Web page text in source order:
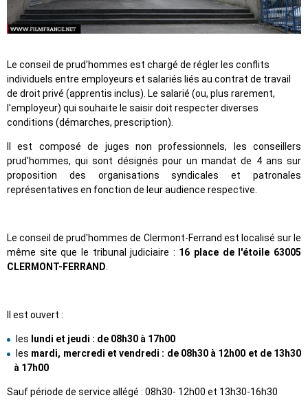
Le conseil de prud'hommes est chargé de régler les conflits
individuels entre employeurs et salariés liés au contrat de travail
de droit privé (apprentis inclus). Le salarié (ou, plus rarement,
l'employeur) qui souhaite le saisir doit respecter diverses
conditions (démarches, prescription).
Il est composé de juges non professionnels, les conseillers
prud'hommes, qui sont désignés pour un mandat de 4 ans sur
proposition des organisations syndicales et patronales
représentatives en fonction de leur audience respective.
Le conseil de prud'hommes de Clermont-Ferrand est localisé sur le
même site que le tribunal judiciaire : 16 place de l'étoile 63005
CLERMONT-FERRAND
Il est ouvert :
les lundi et jeudi : de 08h30 à 17h00
les mardi, mercredi et vendredi : de 08h30 à 12h00 et de 13h30
à 17h00
Sauf période de service allégé : 08h30- 12h00 et 13h30-16h30